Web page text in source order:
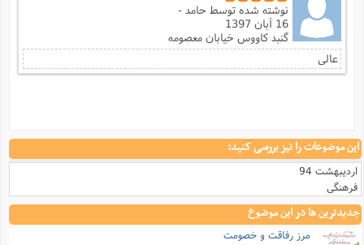
نوشته شده توسطحامد -
16 آبان 1397
گنبد کاووس خیابان معصومه
عالی
این موضوعات را نیز بررسی کنید:
اردیبهشت 94
فرهنگی
جدیدترین ها در این موضوع
مرز رفاقت و خصومت